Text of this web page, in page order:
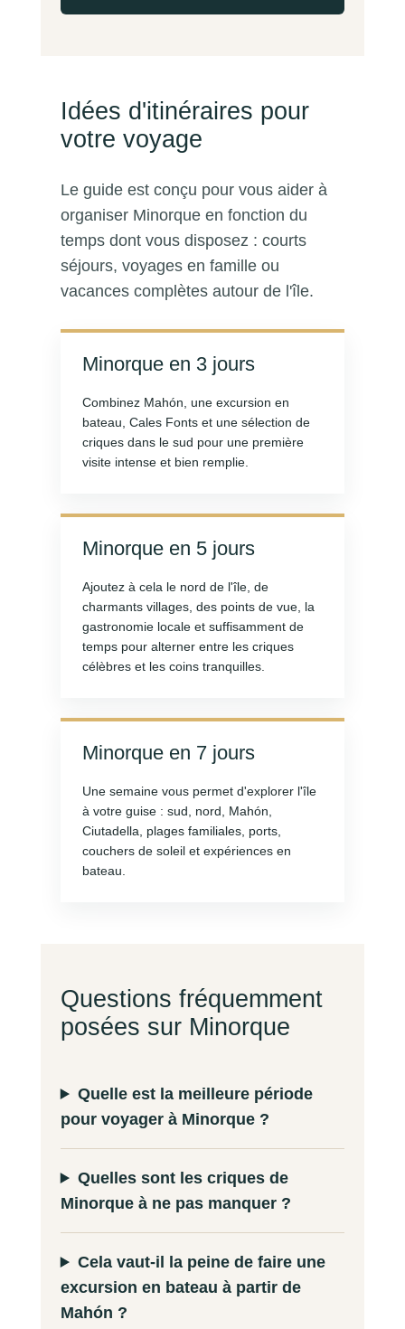
Idées d'itinéraires pour
votre voyage
Le guide est conçu pour vous aider à
organiser Minorque en fonction du
temps dont vous disposez : courts
séjours, voyages en famille ou
vacances complètes autour de l'île.
Minorque en 3 jours
Combinez Mahón, une excursion en
bateau, Cales Fonts et une sélection de
criques dans le sud pour une première
visite intense et bien remplie.
Minorque en 5 jours
Ajoutez à cela le nord de l'île, de
charmants villages, des points de vue, la
gastronomie locale et suffisamment de
temps pour alterner entre les criques
célèbres et les coins tranquilles.
Minorque en 7 jours
Une semaine vous permet d'explorer l'île
à votre guise : sud, nord, Mahón,
Ciutadella, plages familiales, ports,
couchers de soleil et expériences en
bateau.
Questions fréquemment
posées sur Minorque
Quelle est la meilleure période
pour voyager à Minorque ?
Quelles sont les criques de
Minorque à ne pas manquer ?
Cela vaut-il la peine de faire une
excursion en bateau à partir de
Mahón ?